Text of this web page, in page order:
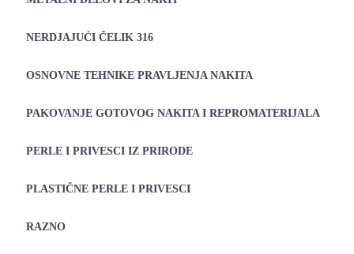
NERDJAJUĆI ČELIK 316
OSNOVNE TEHNIKE PRAVLJENJA NAKITA
PAKOVANJE GOTOVOG NAKITA I REPROMATERIJALA
PERLE I PRIVESCI IZ PRIRODE
PLASTIČNE PERLE I PRIVESCI
RAZNO